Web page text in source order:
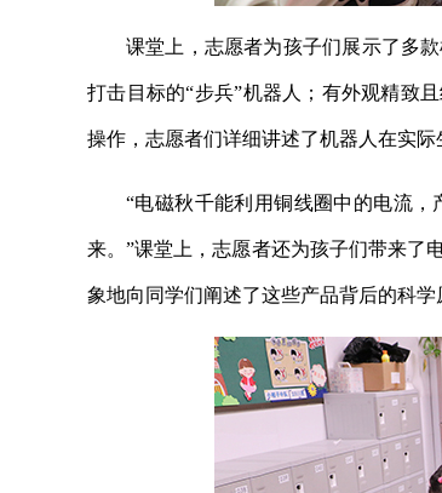
课堂上，志愿者为孩子们展示了多
打击目标的“步兵”机器人；有外观精致
操作，志愿者们详细讲述了机器人在实际
“电磁秋千能利用铜线圈中的电流
来。”课堂上，志愿者还为孩子们带来了
象地向同学们阐述了这些产品背后的科学